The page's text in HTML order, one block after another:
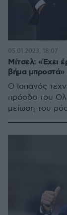
Μίτσελ: «Έχει
βήμα μπροστά»
Ο Ισπανός
πρόοδο του
μείωση του
05.01.2023, 18:07